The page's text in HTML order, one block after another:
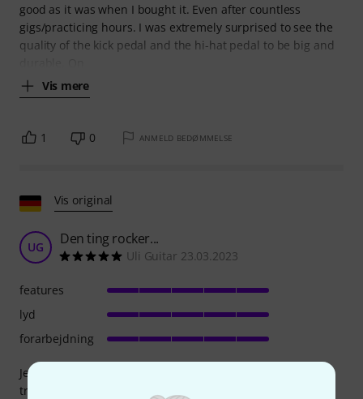
good as it was when I bought it. Even after countless
gigs/practicing hours. I was extremely surprised to see the
quality of the kick pedal and the hi-hat pedal to be big and
Vis mere
1 0 ANMELD BEDØMMELSE
Vis original
UG Den ting rocker...
Uli Guitar 23.03.2023
Jeg er faktisk guitarist og brugte tidligere et elektronisk
trommesæt til mine indspilninger. Men jeg var aldrig rigtig
features
lyd
forarbejdning